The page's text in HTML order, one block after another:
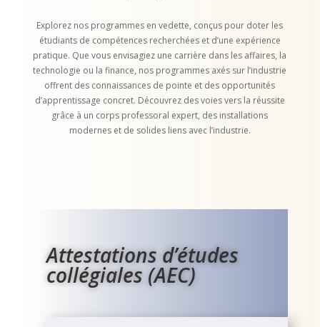
Explorez nos programmes en vedette, conçus pour doter les
étudiants de compétences recherchées et d’une expérience
pratique. Que vous envisagiez une carrière dans les affaires, la
technologie ou la finance, nos programmes axés sur l’industrie
offrent des connaissances de pointe et des opportunités
d’apprentissage concret. Découvrez des voies vers la réussite
grâce à un corps professoral expert, des installations
modernes et de solides liens avec l’industrie.
Attestations d’études
collégiales (AEC)